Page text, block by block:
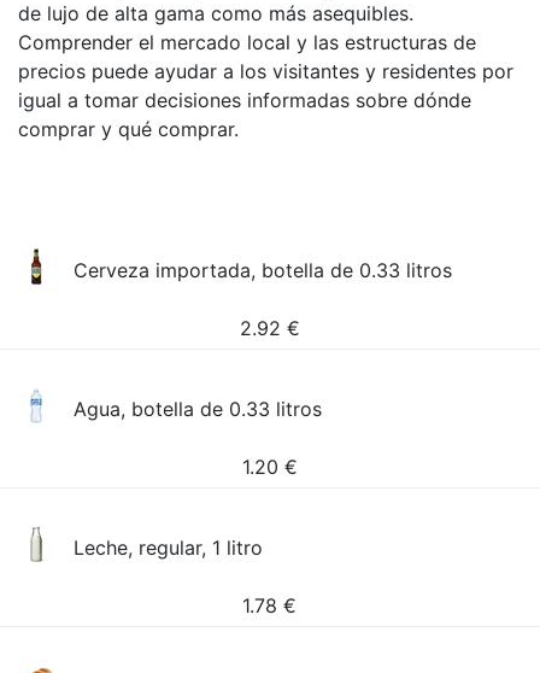
de lujo de alta gama como más asequibles.
Comprender el mercado local y las estructuras de
precios puede ayudar a los visitantes y residentes por
igual a tomar decisiones informadas sobre dónde
comprar y qué comprar.
Cerveza importada, botella de 0.33 litros
2.92 €
Agua, botella de 0.33 litros
1.20 €
Leche, regular, 1 litro
1.78 €